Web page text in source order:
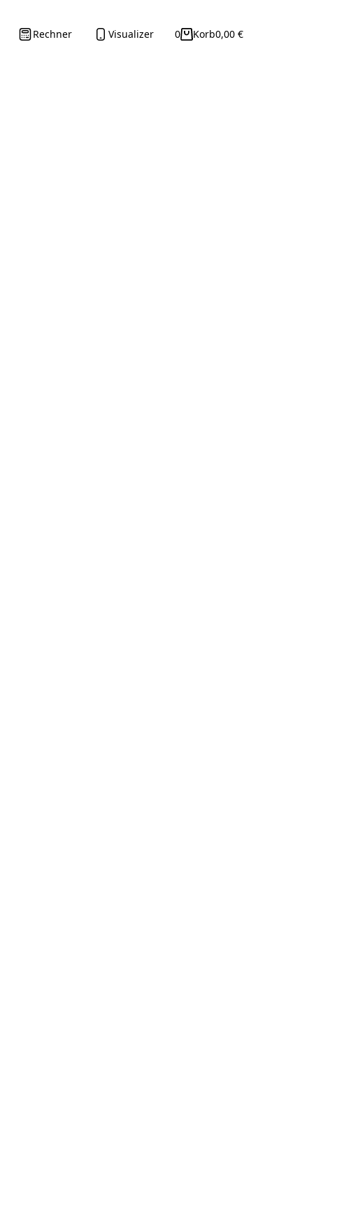
Rechner Visualizer Korb0,00 €
0